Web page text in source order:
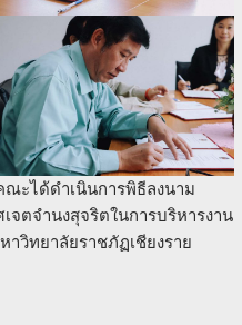
ะได้ดำเนินการพิธีลงนาม
ตจำนงสุจริตในการบริหารงาน
วิทยาลัยราชภัฏเชียงราย